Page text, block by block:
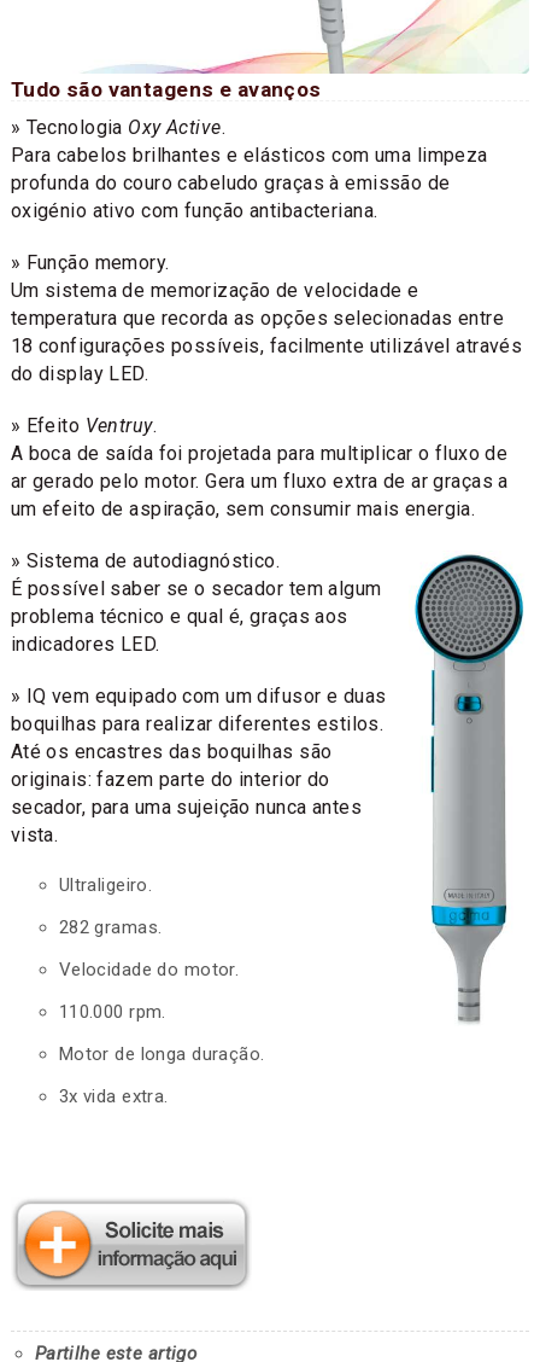
Tudo são vantagens e avanços
» Tecnologia Oxy Active.
Para cabelos brilhantes e elásticos com uma limpeza
profunda do couro cabeludo graças à emissão de
oxigénio ativo com função antibacteriana.
» Função memory.
Um sistema de memorização de velocidade e
temperatura que recorda as opções selecionadas entre
18 configurações possíveis, facilmente utilizável através
do display LED.
» Efeito Ventruy.
A boca de saída foi projetada para multiplicar o fluxo de
ar gerado pelo motor. Gera um fluxo extra de ar graças a
um efeito de aspiração, sem consumir mais energia.
» Sistema de autodiagnóstico.
É possível saber se o secador tem algum
problema técnico e qual é, graças aos
indicadores LED.
» IQ vem equipado com um difusor e duas
boquilhas para realizar diferentes estilos.
Até os encastres das boquilhas são
originais: fazem parte do interior do
secador, para uma sujeição nunca antes
vista.
Ultraligeiro.
282 gramas.
Velocidade do motor.
110.000 rpm.
Motor de longa duração.
3x vida extra.
Partilhe este artigo